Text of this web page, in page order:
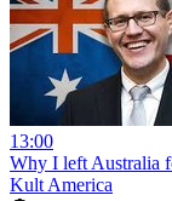
13:00
Why I left Australia
Kult America